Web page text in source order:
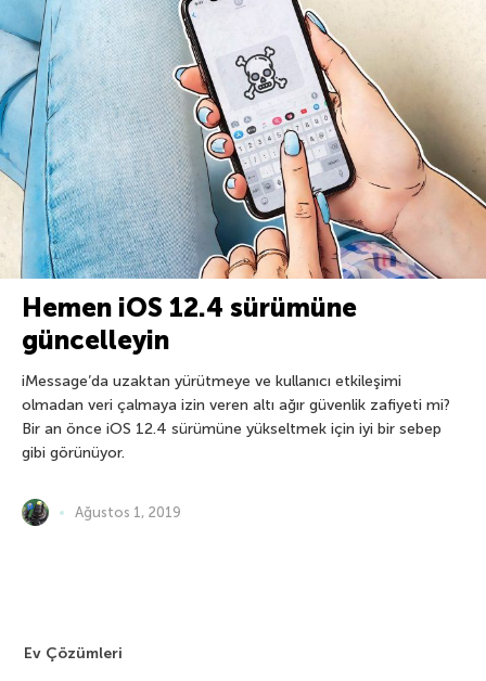
Hemen iOS 12.4 sürümüne
güncelleyin
iMessage’da uzaktan yürütmeye ve kullanıcı etkileşimi
olmadan veri çalmaya izin veren altı ağır güvenlik zafiyeti mi?
Bir an önce iOS 12.4 sürümüne yükseltmek için iyi bir sebep
gibi görünüyor.
Ağustos 1, 2019
Ev Çözümleri